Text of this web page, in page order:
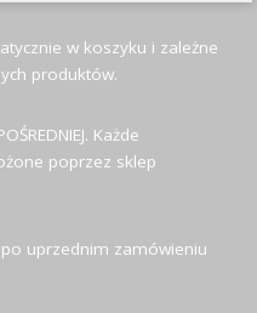
w koszyku i zależne
produktów.
Każde
poprzez sklep
uprzednim zamówieniu